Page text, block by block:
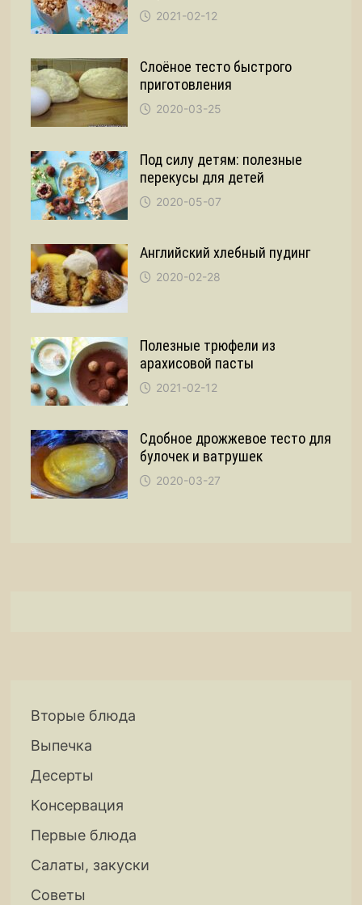
2021-02-12
Слоёное тесто быстрого
приготовления
2020-03-25
Под силу детям: полезные
перекусы для детей
2020-05-07
Английский хлебный пудинг
2020-02-28
Полезные трюфели из
арахисовой пасты
2021-02-12
Сдобное дрожжевое тесто для
булочек и ватрушек
2020-03-27
Вторые блюда
Выпечка
Десерты
Консервация
Первые блюда
Салаты, закуски
Советы